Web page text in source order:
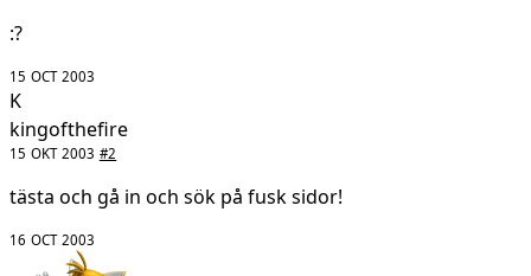
:?
15 OCT 2003
K
kingofthefire
15 OKT 2003 #2
tästa och gå in och sök på fusk sidor!
16 OCT 2003